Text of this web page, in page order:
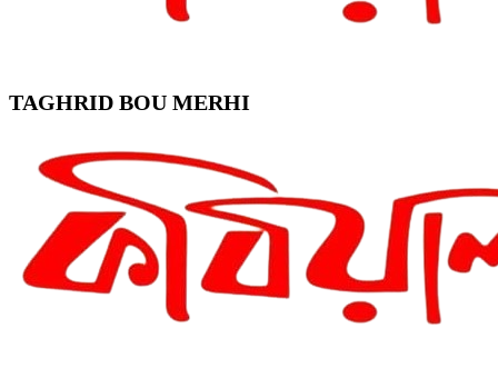
TAGHRID BOU MERHI